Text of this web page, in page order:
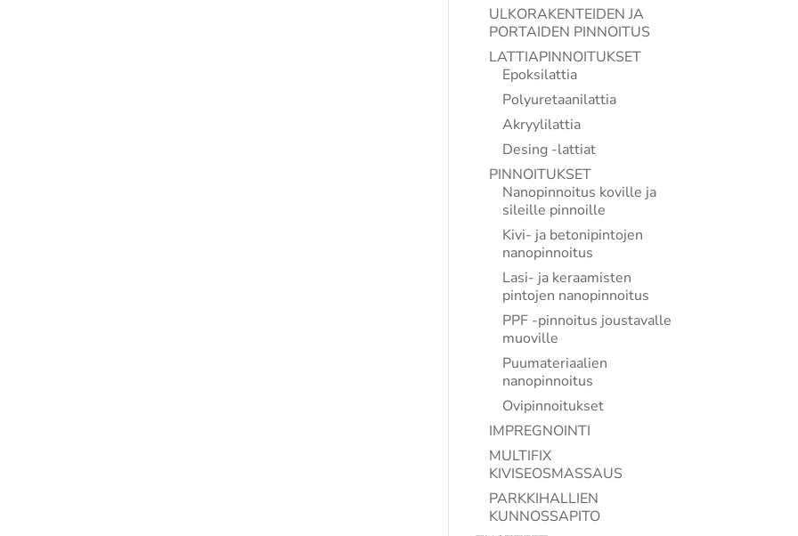
ULKORAKENTEIDEN JA
PORTAIDEN PINNOITUS
LATTIAPINNOITUKSET
Epoksilattia
Polyuretaanilattia
Akryylilattia
Desing -lattiat
PINNOITUKSET
Nanopinnoitus koville ja
sileille pinnoille
Kivi- ja betonipintojen
nanopinnoitus
Lasi- ja keraamisten
pintojen nanopinnoitus
PPF -pinnoitus joustavalle
muoville
Puumateriaalien
nanopinnoitus
Ovipinnoitukset
IMPREGNOINTI
MULTIFIX
KIVISEOSMASSAUS
PARKKIHALLIEN
KUNNOSSAPITO